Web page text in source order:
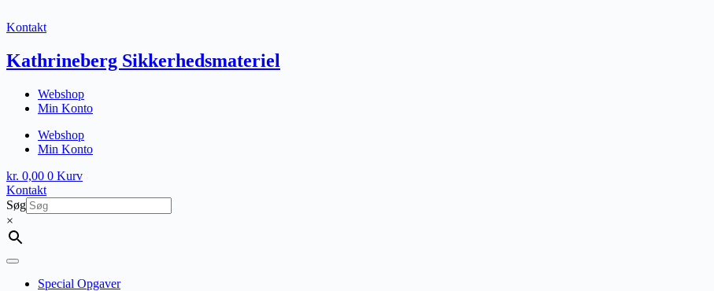
til
Kontakt
Kathrineberg Sikkerhedsmateriel
Webshop
Min Konto
Webshop
Min Konto
kr. 0,00 0 Kurv
Kontakt
Søg
×
Special Opgaver